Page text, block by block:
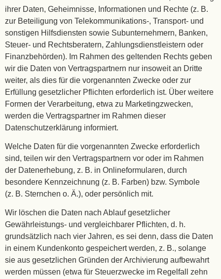
ihrer Daten, Geheimnisse, Informationen und Rechte (z. B.
zur Beteiligung von Telekommunikations-, Transport- und
sonstigen Hilfsdiensten sowie Subunternehmern, Banken,
Steuer- und Rechtsberatern, Zahlungsdienstleistern oder
Finanzbehörden). Im Rahmen des geltenden Rechts geben
wir die Daten von Vertragspartnern nur insoweit an Dritte
weiter, als dies für die vorgenannten Zwecke oder zur
Erfüllung gesetzlicher Pflichten erforderlich ist. Über weitere
Formen der Verarbeitung, etwa zu Marketingzwecken,
werden die Vertragspartner im Rahmen dieser
Datenschutzerklärung informiert.
Welche Daten für die vorgenannten Zwecke erforderlich
sind, teilen wir den Vertragspartnern vor oder im Rahmen
der Datenerhebung, z. B. in Onlineformularen, durch
besondere Kennzeichnung (z. B. Farben) bzw. Symbole
(z. B. Sternchen o. Ä.), oder persönlich mit.
Wir löschen die Daten nach Ablauf gesetzlicher
Gewährleistungs- und vergleichbarer Pflichten, d. h.
grundsätzlich nach vier Jahren, es sei denn, dass die Daten
in einem Kundenkonto gespeichert werden, z. B., solange
sie aus gesetzlichen Gründen der Archivierung aufbewahrt
werden müssen (etwa für Steuerzwecke im Regelfall zehn